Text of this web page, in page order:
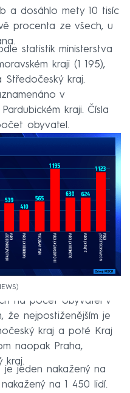
a dosáhlo mety 10 tisíc
procenta ze všech, u
statistik ministerstva
kraji (1 195),
Středočeský kraj.
v
kraji. Čísla
obyvatel.
na počet obyvatel v
že nejpostiženějším je
kraj a poté Kraj
naopak Praha,
kraj.
je jeden nakažený na
na 1 450 lidí.